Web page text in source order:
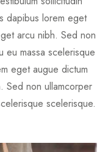
dapibus lorem eget
arcu nibh. Sed non
eu massa scelerisque
eget augue dictum
Sed non ullamcorper
scelerisque.